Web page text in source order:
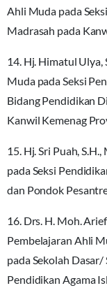
Ahli Muda pada
Madrasah pada
14. Hj. Himatul Ulya,
Muda pada Seksi
Bidang Pendidikan
Kanwil Kemenag
15. Hj. Sri Puah,
pada Seksi
dan Pondok
16. Drs. H. Moh.
Pembelajaran Ahli
pada Sekolah Dasar/
Pendidikan Agama